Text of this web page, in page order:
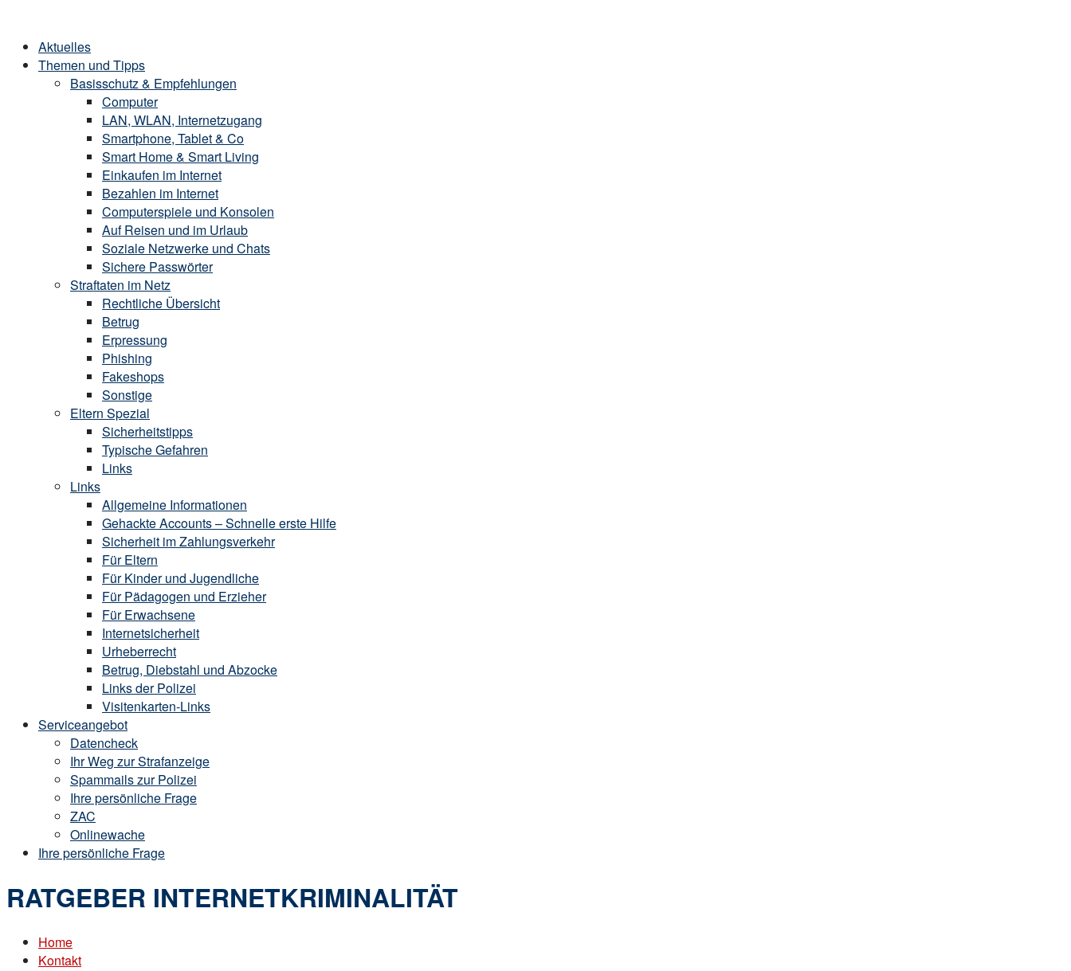
content
Menu Aktuelles
Themen und Tipps
Basisschutz & Empfehlungen
Computer
LAN, WLAN, Internetzugang
Smartphone, Tablet & Co
Smart Home & Smart Living
Einkaufen im Internet
Bezahlen im Internet
Computerspiele und Konsolen
Auf Reisen und im Urlaub
Soziale Netzwerke und Chats
Sichere Passwörter
Straftaten im Netz
Rechtliche Übersicht
Betrug
Erpressung
Phishing
Fakeshops
Sonstige
Eltern Spezial
Sicherheitstipps
Typische Gefahren
Links
Links
Allgemeine Informationen
Gehackte Accounts – Schnelle erste Hilfe
Sicherheit im Zahlungsverkehr
Für Eltern
Für Kinder und Jugendliche
Für Pädagogen und Erzieher
Für Erwachsene
Internetsicherheit
Urheberrecht
Betrug, Diebstahl und Abzocke
Links der Polizei
Visitenkarten-Links
Serviceangebot
Datencheck
Ihr Weg zur Strafanzeige
Spammails zur Polizei
Ihre persönliche Frage
ZAC
Onlinewache
Ihre persönliche Frage
RATGEBER INTERNETKRIMINALITÄT
Home
Kontakt